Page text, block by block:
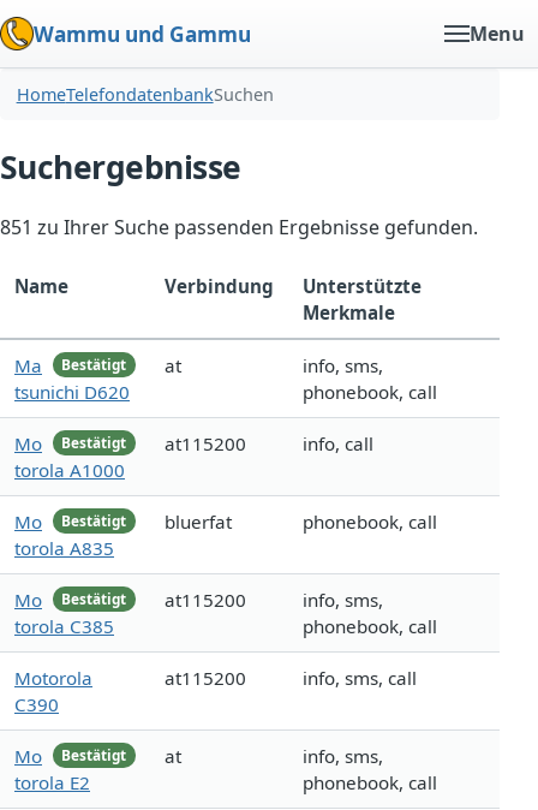
Wammu und Gammu Menu
HomeTelefondatenbankSuchen
Suchergebnisse
851 zu Ihrer Suche passenden Ergebnisse gefunden.
Name Verbindung
Unterstützte
Merkmale
Bestätigt
Ma
tsunichi D620
at
info, sms,
phonebook, call
Bestätigt
Mo
torola A1000
at115200 info, call
Bestätigt
Mo
torola A835
bluerfat phonebook, call
Bestätigt
Mo
torola C385
at115200
info, sms,
phonebook, call
Motorola
C390
at115200 info, sms, call
Bestätigt
Mo
torola E2
at
info, sms,
phonebook, call